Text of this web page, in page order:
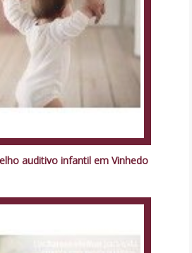
auditivo infantil em Vinhedo